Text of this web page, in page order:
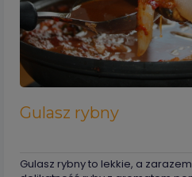
Gulasz rybny
Gulasz rybny to lekkie, a